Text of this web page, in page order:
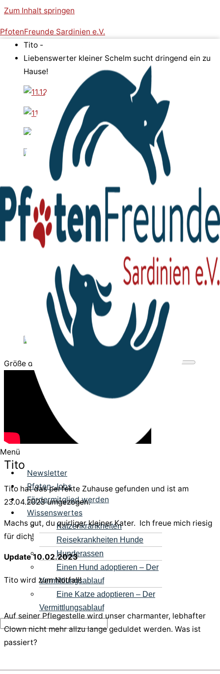
Zum Inhalt springen
PfotenFreunde Sardinien e.V.
Menü
Newsletter
Pfoten-Jobs
Fördermitglied werden
Wissenswertes
Katzenkrankheiten
Reisekrankheiten Hunde
Hunderassen
Einen Hund adoptieren – Der
Vermittlungsablauf
Eine Katze adoptieren – Der
Vermittlungsablauf
Tito -
Liebenswerter kleiner Schelm sucht dringend ein zu
Hause!
Größe des Videobereichs anpassen
Tito
Tito hat das perfekte Zuhause gefunden und ist am
23.04.2023 umgezogen.
Machs gut, du quirliger kleiner Kater. Ich freue mich riesig
für dich!
Update 10.02.2023
Tito wird zum Notfall!
Auf seiner Pflegestelle wird unser charmanter, lebhafter
Clown nicht mehr allzu lange geduldet werden. Was ist
passiert?